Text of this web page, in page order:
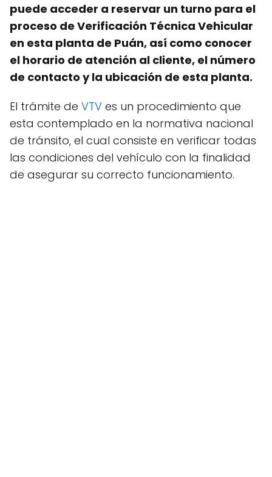
puede acceder a reservar un turno para el
proceso de Verificación Técnica Vehicular
en esta planta de Puán, así como conocer
el horario de atención al cliente, el número
de contacto y la ubicación de esta planta.
El trámite de VTV es un procedimiento que
esta contemplado en la normativa nacional
de tránsito, el cual consiste en verificar todas
las condiciones del vehículo con la finalidad
de asegurar su correcto funcionamiento.